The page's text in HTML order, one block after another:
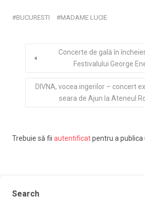
BUCURESTI MADAME LUCIE
Concerte de gală în
Festivalului George
DIVNA, vocea ingerilor – concert
seara de Ajun la Ateneul
Trebuie să fii autentificatpentru a publica
Search